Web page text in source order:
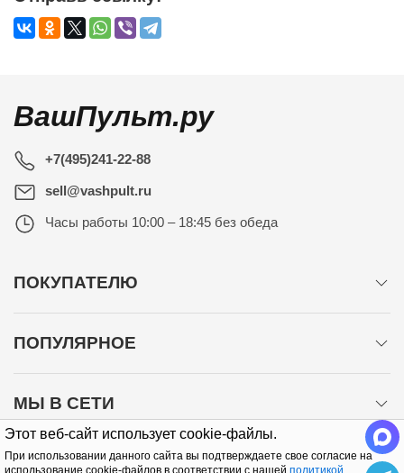
Этот веб-сайт использует cookie-файлы.
При использовании данного сайта вы подтверждаете свое согласие на
использование cookie-файлов в соответствии с нашей политикой
ВашПульт.ру
+7(495)241-22-88
sell@vashpult.ru
Часы работы 10:00 – 18:45 без обеда
ПОКУПАТЕЛЮ
ПОПУЛЯРНОЕ
МЫ В СЕТИ